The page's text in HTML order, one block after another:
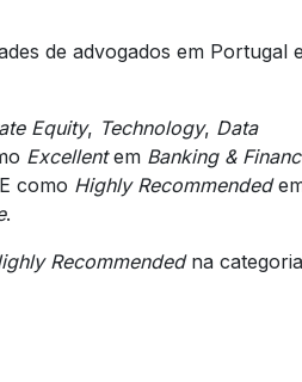
de advogados em Portugal
Equity, Technology, Data
Excellentem Banking &
como Highly Recommended
.
Recommendedna categoria